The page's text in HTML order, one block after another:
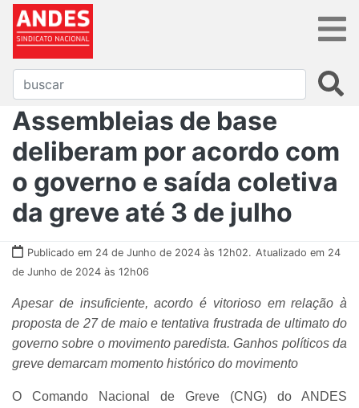
Assembleias de base
deliberam por acordo com
o governo e saída coletiva
da greve até 3 de julho
Publicado em 24 de Junho de 2024 às 12h02. Atualizado em 24
de Junho de 2024 às 12h06
Apesar de insuficiente, acordo é vitorioso em relação à
proposta de 27 de maio e tentativa frustrada de ultimato do
governo sobre o movimento paredista. Ganhos políticos da
greve demarcam momento histórico do movimento
O Comando Nacional de Greve (CNG) do ANDES